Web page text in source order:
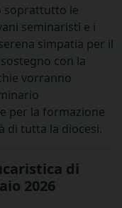
soprattutto le
seminaristi e i
simpatia per il
con la
vorranno
per la formazione
di tutta la diocesi.
di
2026